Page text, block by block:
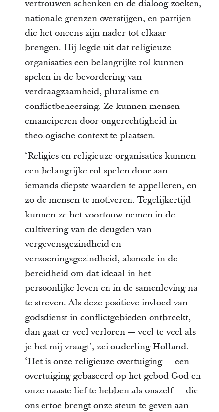
vertrouwen schenken en de dialoog zoeken,
nationale grenzen overstijgen, en partijen
die het oneens zijn nader tot elkaar
brengen. Hij legde uit dat religieuze
organisaties een belangrijke rol kunnen
spelen in de bevordering van
verdraagzaamheid, pluralisme en
conflictbeheersing. Ze kunnen mensen
emanciperen door ongerechtigheid in
theologische context te plaatsen.
‘Religies en religieuze organisaties kunnen
een belangrijke rol spelen door aan
iemands diepste waarden te appelleren, en
zo de mensen te motiveren. Tegelijkertijd
kunnen ze het voortouw nemen in de
cultivering van de deugden van
vergevensgezindheid en
verzoeningsgezindheid, alsmede in de
bereidheid om dat ideaal in het
persoonlijke leven en in de samenleving na
te streven. Als deze positieve invloed van
godsdienst in conflictgebieden ontbreekt,
dan gaat er veel verloren — veel te veel als
je het mij vraagt’, zei ouderling Holland.
‘Het is onze religieuze overtuiging — een
overtuiging gebaseerd op het gebod God en
onze naaste lief te hebben als onszelf — die
ons ertoe brengt onze steun te geven aan